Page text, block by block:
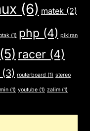
(6) matek (2)
(1) php (4) pikiran
(5) racer (4)
(3) routerboard (1) stereo
(1) youtube (1) zalim (1)